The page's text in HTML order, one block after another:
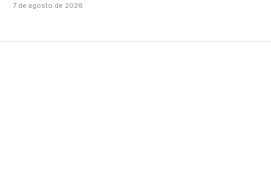
7 de agosto de 2026